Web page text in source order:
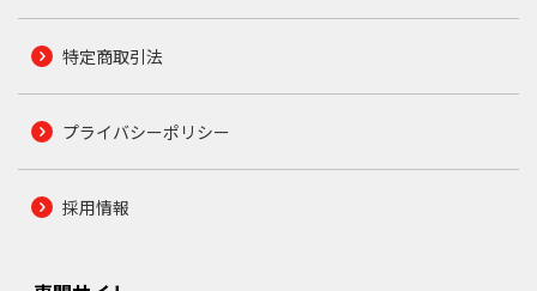
特定商取引法
プライバシーポリシー
採用情報